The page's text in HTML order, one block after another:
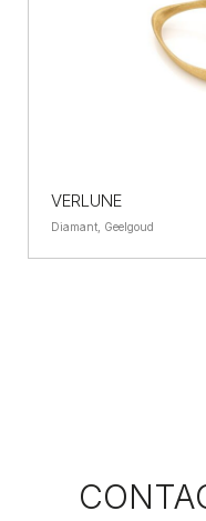
VERLUNE
Diamant, Geelgoud